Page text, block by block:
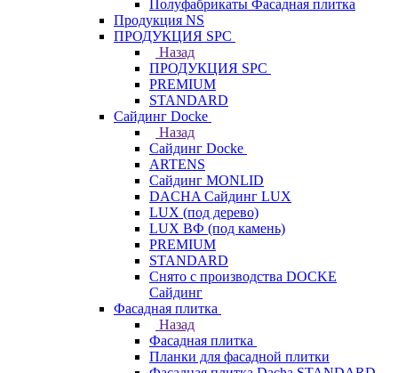
Полуфабрикаты Фасадная плитка
Продукция NS
ПРОДУКЦИЯ SPC
Назад
ПРОДУКЦИЯ SPC
PREMIUM
STANDARD
Сайдинг Docke
Назад
Сайдинг Docke
ARTENS
Cайдинг MONLID
DACHA Сайдинг LUX
LUX (под дерево)
LUX ВФ (под камень)
PREMIUM
STANDARD
Снято с производства DOCKE
Сайдинг
Фасадная плитка
Назад
Фасадная плитка
Планки для фасадной плитки